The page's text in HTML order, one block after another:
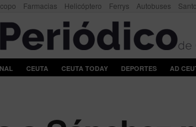
Farmacias Helicóptero Ferrys Autobuses
CEUTA CEUTA TODAY DEPORTES AD